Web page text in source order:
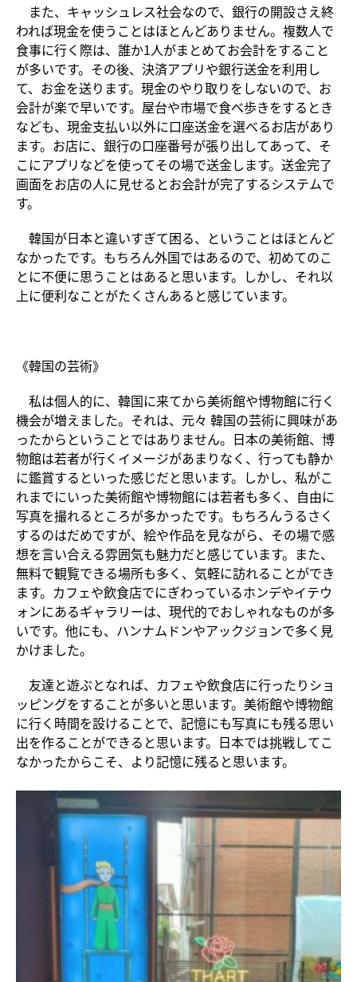
また、キャッシュレス社会なので、銀行の開設さえ終
われば現金を使うことはほとんどありません。複数人で
食事に行く際は、誰か1人がまとめてお会計をすること
が多いです。その後、決済アプリや銀行送金を利用し
て、お金を送ります。現金のやり取りをしないので、お
会計が楽で早いです。屋台や市場で食べ歩きをするとき
なども、現金支払い以外に口座送金を選べるお店があり
ます。お店に、銀行の口座番号が張り出してあって、そ
こにアプリなどを使ってその場で送金します。送金完了
画面をお店の人に見せるとお会計が完了するシステムで
す。
韓国が日本と違いすぎて困る、ということはほとんど
なかったです。もちろん外国ではあるので、初めてのこ
とに不便に思うことはあると思います。しかし、それ以
上に便利なことがたくさんあると感じています。
《韓国の芸術》
私は個人的に、韓国に来てから美術館や博物館に行く
機会が増えました。それは、元々 韓国の芸術に興味があ
ったからということではありません。日本の美術館、博
物館は若者が行くイメージがあまりなく、行っても静か
に鑑賞するといった感じだと思います。しかし、私がこ
れまでにいった美術館や博物館には若者も多く、自由に
写真を撮れるところが多かったです。もちろんうるさく
するのはだめですが、絵や作品を見ながら、その場で感
想を言い合える雰囲気も魅力だと感じています。また、
無料で観覧できる場所も多く、気軽に訪れることができ
ます。カフェや飲食店でにぎわっているホンデやイテウ
ォンにあるギャラリーは、現代的でおしゃれなものが多
いです。他にも、ハンナムドンやアックジョンで多く見
かけました。
友達と遊ぶとなれば、カフェや飲食店に行ったりショ
ッピングをすることが多いと思います。美術館や博物館
に行く時間を設けることで、記憶にも写真にも残る思い
出を作ることができると思います。日本では挑戦してこ
なかったからこそ、より記憶に残ると思います。